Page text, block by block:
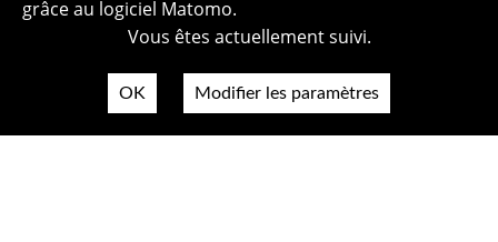
grâce au logiciel Matomo.
Vous êtes actuellement suivi.
OK Modifier les paramètres